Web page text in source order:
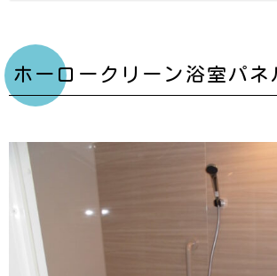
ホーロークリーン浴室パネ